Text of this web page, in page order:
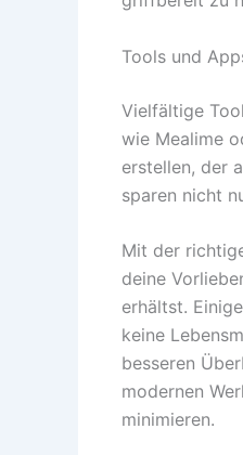
Tools und
Vielfältige
wie Mealime
erstellen, der
sparen nicht
Mit der
deine
erhältst.
keine
besseren
modernen
minimieren.